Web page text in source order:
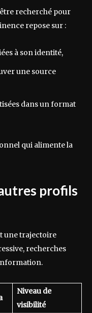
recherché pour
repose sur :
à son identité,
une source
dans un format
qui alimente la
profils
une trajectoire
recherches
Niveau de
visibilité